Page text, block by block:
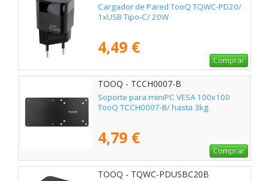
Cargador de Pared TooQ TQWC-PD20/
1xUSB Tipo-C/ 20W
4,49 €
Comprar
TOOQ - TCCH0007-B
Soporte para miniPC VESA 100x100
TooQ TCCH0007-B/ hasta 3kg
4,79 €
Comprar
TOOQ - TQWC-PDUSBC20B